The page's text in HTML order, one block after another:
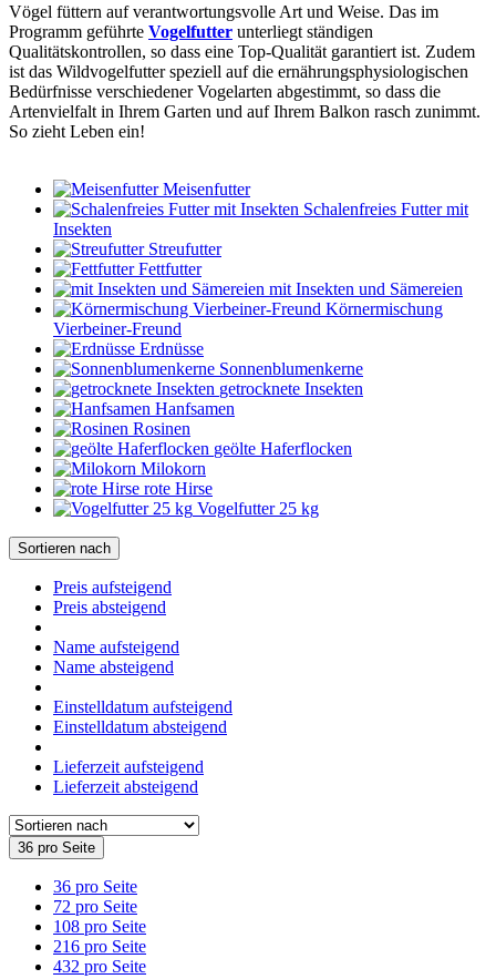
Vögel füttern auf verantwortungsvolle Art und Weise. Das im
Programm geführte Vogelfutter unterliegt ständigen
Qualitätskontrollen, so dass eine Top-Qualität garantiert ist. Zudem
ist das Wildvogelfutter speziell auf die ernährungsphysiologischen
Bedürfnisse verschiedener Vogelarten abgestimmt, so dass die
Artenvielfalt in Ihrem Garten und auf Ihrem Balkon rasch zunimmt.
So zieht Leben ein!
Meisenfutter
Schalenfreies Futter mit
Insekten
Streufutter
Fettfutter
mit Insekten und Sämereien
Körnermischung
Vierbeiner-Freund
Erdnüsse
Sonnenblumenkerne
getrocknete Insekten
Hanfsamen
Rosinen
geölte Haferflocken
Milokorn
rote Hirse
Vogelfutter 25 kg
Sortieren nach
Preis aufsteigend
Preis absteigend
Name aufsteigend
Name absteigend
Einstelldatum aufsteigend
Einstelldatum absteigend
Lieferzeit aufsteigend
Lieferzeit absteigend
36 pro Seite
36 pro Seite
72 pro Seite
108 pro Seite
216 pro Seite
432 pro Seite